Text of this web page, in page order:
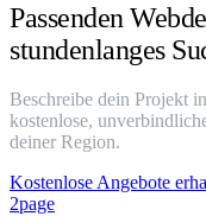
Passenden
stundenlanges
Beschreibe dein Projekt
kostenlose,
deiner Region.
Kostenlose Angebote
2page